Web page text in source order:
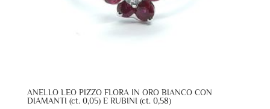
ANELLO LEO PIZZO FLORA IN ORO BIANCO CON
DIAMANTI (ct. 0,05) E RUBINI (ct. 0,58)